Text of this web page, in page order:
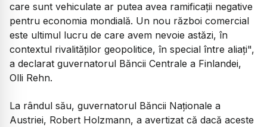
care sunt vehiculate ar putea avea ramificaţii negative
pentru economia mondială. Un nou război comercial
este ultimul lucru de care avem nevoie astăzi, în
contextul rivalităţilor geopolitice, în special între aliaţi",
a declarat guvernatorul Băncii Centrale a Finlandei,
Olli Rehn.
La rândul său, guvernatorul Băncii Naţionale a
Austriei, Robert Holzmann, a avertizat că dacă aceste